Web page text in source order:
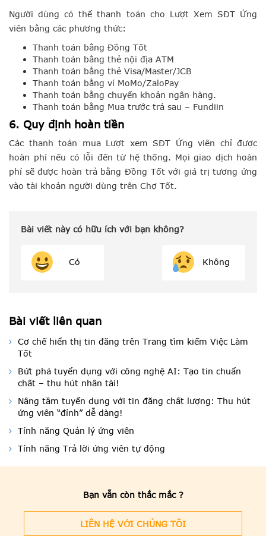
Người dùng có thể thanh toán cho Lượt Xem SĐT Ứng
viên bằng các phương thức:
Thanh toán bằng Đồng Tốt
Thanh toán bằng thẻ nội địa ATM
Thanh toán bằng thẻ Visa/Master/JCB
Thanh toán bằng ví MoMo/ZaloPay
Thanh toán bằng chuyển khoản ngân hàng.
Thanh toán bằng Mua trước trả sau – Fundiin
6. Quy định hoàn tiền
Các thanh toán mua Lượt xem SĐT Ứng viên chỉ được
hoàn phí nếu có lỗi đến từ hệ thống. Mọi giao dịch hoàn
phí sẽ được hoàn trả bằng Đồng Tốt với giá trị tương ứng
vào tài khoản người dùng trên Chợ Tốt.
Bài viết này có hữu ích với bạn không?
Có Không
Bài viết liên quan
Cơ chế hiển thị tin đăng trên Trang tìm kiếm Việc Làm
Tốt
Bứt phá tuyển dụng với công nghệ AI: Tạo tin chuẩn
chất – thu hút nhân tài!
Nâng tầm tuyển dụng với tin đăng chất lượng: Thu hút
ứng viên “đỉnh” dễ dàng!
Tính năng Quản lý ứng viên
Tính năng Trả lời ứng viên tự động
Bạn vẫn còn thắc mắc ?
LIÊN HỆ VỚI CHÚNG TÔI